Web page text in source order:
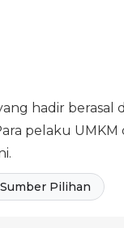
hadir berasal
pelaku
Pilihan